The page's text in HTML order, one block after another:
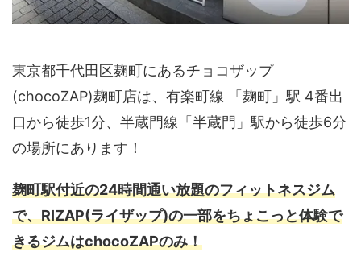
東京都千代田区麹町にあるチョコザップ
(chocoZAP)麹町店は、有楽町線 「麹町」駅 4番出
口から徒歩1分、半蔵門線「半蔵門」駅から徒歩6分
の場所にあります！
麹町駅付近の24時間通い放題のフィットネスジム
で、RIZAP(ライザップ)の一部をちょこっと体験で
きるジムはchocoZAPのみ！